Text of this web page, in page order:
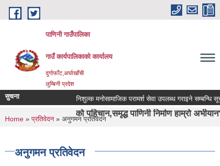
Skip to main content
पाणिनी गाउँपालिका
गाउँ कार्यपालिकाको कार्यालय
दुर्गाफाँट,अर्घाखाँची
लुम्बिनी प्रदेश
ऋषिको पहिचान,समृद्ध पाणिनी निर्माण हाम्रो अभीयान"।
सुचना निशुल्क मनोसामाजिक परामर्श सेवा उपलब्ध गराइने सम्बन्धि सूचना ।
You are here
Home » प्रतिवेदन » अनुगमन प्रतिवेदन
अनुगमन प्रतिवेदन